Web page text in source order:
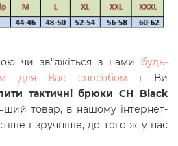
чи зв"яжіться з нами будь-
для Вас способом і Ви
тактичні брюки CH Black
товар, в нашому інтернет-
і зручніше, до того ж у нас